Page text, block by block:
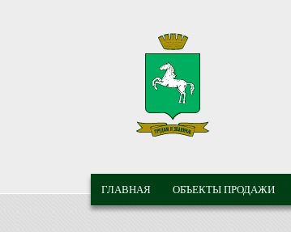
МУНИЦИПАЛЬНЫЕ
ТОРГИ ГОРОДА
ТОМСКА
ГЛАВНОЕ МЕНЮ
ГЛАВНАЯ ОБЪЕКТЫ ПРОДАЖИ